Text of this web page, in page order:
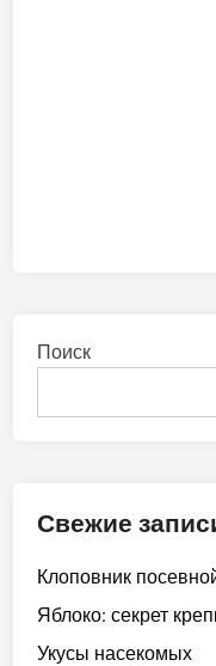
Поиск
Свежие
Клоповник
Яблоко: секрет
Укусы насекомых